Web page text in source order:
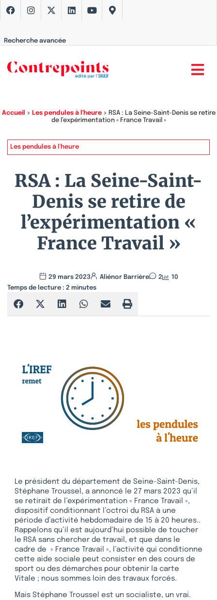
Recherche avancée
Accueil > Les pendules à l'heure> RSA : La Seine-Saint-Denis se retire
de l’expérimentation « France Travail »
Les pendules à l'heure
RSA : La Seine-Saint-
Denis se retire de
l’expérimentation «
France Travail »
29 mars 2023 Aliénor Barrière 2
10
Temps de lecture : 2 minutes
Le président du département de Seine-Saint-Denis,
Stéphane Troussel, a annoncé le 27 mars 2023 qu’il
se retirait de l’expérimentation « France Travail »,
dispositif conditionnant l’octroi du RSA à une
période d’activité hebdomadaire de 15 à 20 heures..
Rappelons qu’il est aujourd’hui possible de toucher
le RSA sans chercher de travail, et que dans le
cadre de » France Travail », l’activité qui conditionne
cette aide sociale peut consister en des cours de
sport ou des démarches pour obtenir la carte
Vitale ; nous sommes loin des travaux forcés.
Mais Stéphane Troussel est un socialiste, un vrai.